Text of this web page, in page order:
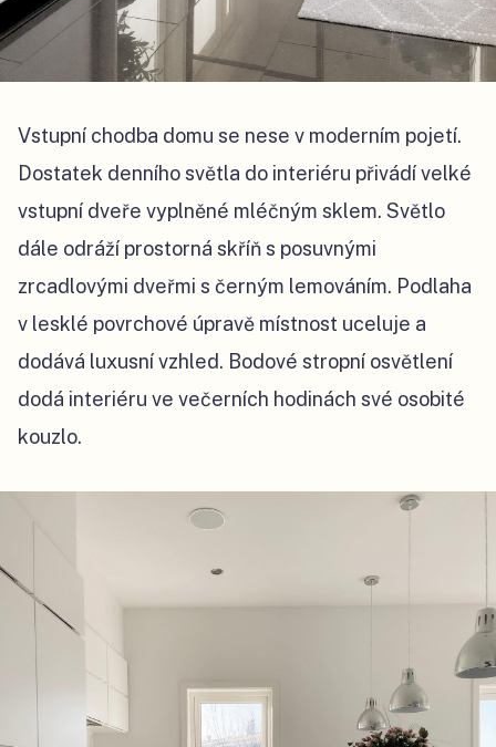
Vstupní chodba domu se nese v moderním pojetí.
Dostatek denního světla do interiéru přivádí velké
vstupní dveře vyplněné mléčným sklem. Světlo
dále odráží prostorná skříň s posuvnými
zrcadlovými dveřmi s černým lemováním. Podlaha
v lesklé povrchové úpravě místnost uceluje a
dodává luxusní vzhled. Bodové stropní osvětlení
dodá interiéru ve večerních hodinách své osobité
kouzlo.